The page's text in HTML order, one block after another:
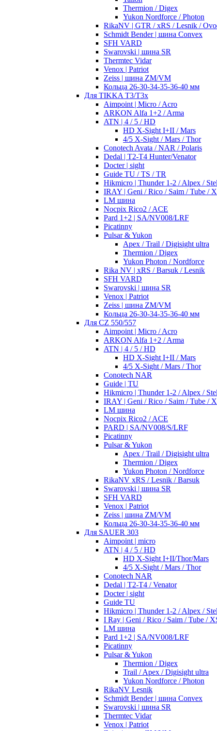
Thermion / Digex
Yukon Nordforce / Photon
RikaNV | GTR / xRS / Lesnik /
Schmidt Bender | шина Convex
SFH VARD
Swarovski | шина SR
Thermtec Vidar
Venox | Patriot
Zeiss | шина ZM/VM
Кольца 26-30-34-35-36-40 мм
Для TIKKA T3/T3x
Aimpoint | Micro / Acro
ARKON Alfa 1+2 / Arma
ATN | 4 / 5 / HD
HD X-Sight I+II / Mars
4/5 X-Sight / Mars / Thor
Conotech Avata / NAR / Polaris
Dedal | T2-T4 Hunter/Venator
Docter | sight
Guide TU / TS / TR
Hikmicro | Thunder 1-2 / Alpex /
IRAY | Geni / Rico / Saim / Tube /
LM шина
Nocpix Rico2 / ACE
Pard 1+2 | SA/NV008/LRF
Picatinny
Pulsar & Yukon
Apex / Trail / Digisight ultra
Thermion / Digex
Yukon Photon / Nordforce
Rika NV | xRS / Barsuk / Lesnik
SFH VARD
Swarovski | шина SR
Venox | Patriot
Zeiss | шина ZM/VM
Кольца 26-30-34-35-36-40 мм
Для CZ 550/557
Aimpoint | Micro / Acro
ARKON Alfa 1+2 / Arma
ATN | 4 / 5 / HD
HD X-Sight I+II / Mars
4/5 X-Sight / Mars / Thor
Conotech NAR
Guide | TU
Hikmicro | Thunder 1-2 / Alpex /
IRAY | Geni / Rico / Saim / Tube /
LM шина
Nocpix Rico2 / ACE
PARD | SA/NV008/S/LRF
Picatinny
Pulsar & Yukon
Apex / Trail / Digisight ultra
Thermion / Digex
Yukon Photon / Nordforce
RikaNV xRS / Lesnik / Barsuk
Swarovski | шина SR
SFH VARD
Venox | Patriot
Zeiss | шина ZM/VM
Кольца 26-30-34-35-36-40 мм
Для SAUER 303
Aimpoint | micro
ATN | 4 / 5 / HD
HD X-Sight I+II/Thor/Mars
4/5 X-Sight / Mars / Thor
Conotech NAR
Dedal | T2-T4 / Venator
Docter | sight
Guide TU
Hikmicro | Thunder 1-2 / Alpex /
I Ray | Geni / Rico / Saim / Tube /
LM шина
Pard 1+2 | SA/NV008/LRF
Picatinny
Pulsar & Yukon
Thermion / Digex
Trail / Apex / Digisight ultra
Yukon Nordforce / Photon
RikaNV Lesnik
Schmidt Bender | шина Convex
Swarovski | шина SR
Thermtec Vidar
Venox | Patriot